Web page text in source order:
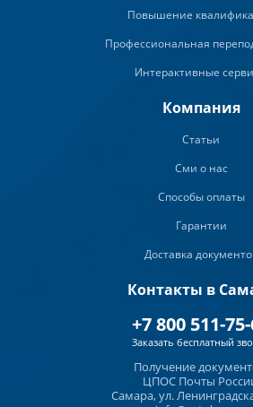
Повышение
Профессиональная
Интерактивные
Компания
Статьи
Сми о нас
Способы оплаты
Гарантии
Доставка
Контакты в
+7 800 511-
Заказать бесплатный
Получение
ЦПОС Почты
Самара, ул.